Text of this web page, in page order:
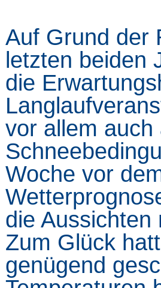
Auf Grund der
letzten beiden
die
vor allem auch
Woche vor
die
Zum Glück
genügend